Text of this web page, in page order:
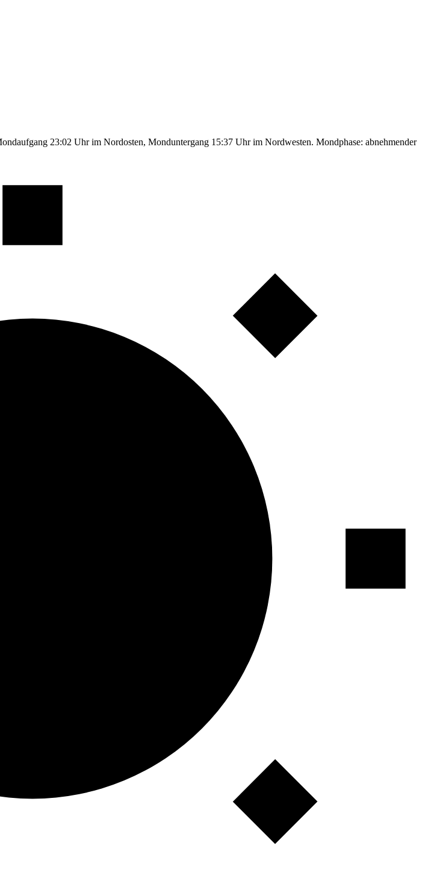
23:02 Uhr im Nordosten, Monduntergang 15:37 Uhr im Nordwesten. Mondphase: abnehmender